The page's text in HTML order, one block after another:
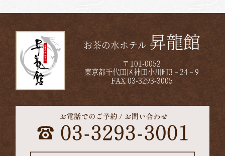
お茶の水ホテル 昇龍館
〒101-0052
東京都千代田区神田小川町3－24－9
FAX 03-3293-3005